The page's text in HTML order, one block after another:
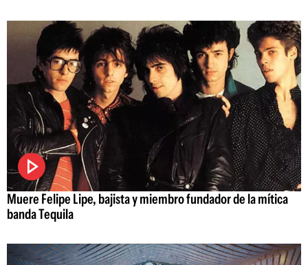
Muere Felipe Lipe, bajista y miembro fundador de la mítica
banda Tequila